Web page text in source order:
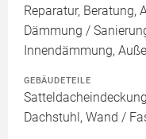
Reparatur, Beratung,
Dämmung /
Innendämmung,
GEBÄUDETEILE
Dachstuhl, Wand /